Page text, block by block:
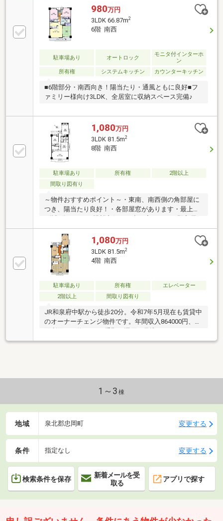
980万円
3LDK 66.87m2
6階 南西
駐車場あり オートロック
モニタ付インターホ
ン
所有権
システムキッチン カウンターキッチン
■6階部分・南西向き！陽当たり・通風ともに良好■フ
ァミリー様向け3LDK、全居室に収納スペース完備♪
1,080万円
3LDK 81.5m2
8階 南西
駐車場あり 所有権
2階以上
間取り図有り
～物件おすすめポイント～・東南、南西側の角部屋に
つき、陽当たり良好！・各部屋窓があります・最上階
可です・専有面積：８１.５０㎡・ガレージ空有り
（2026年7月1日現在）・空き家につき、即入居可・専
有面積：８１.５０㎡・ガレージ空有り（2026年7月1日
現在）・LDK約17.5帖、３LDK・宅配ボックス設置・
オートロック ご案内のご希望は三島コーポレーショ
ン千里丘店まで 0120-340-423
1,080万円
3LDK 81.5m2
4階 南西
駐車場あり 所有権
エレベーター
2階以上
間取り図有り
JR和泉府中駅から徒歩20分。令和7年5月現在も賃貸中
のオーナーチェンジ物件です。年間収入864000円、表
ゆとりの約17帖、全室6帖以上の3LDK。南西向きバル
1～3 棟
地域 泉北郡忠岡町 変更する
条件 指定なし 変更する
検索条件を保存
新着メールを受
取る
アプリで探す